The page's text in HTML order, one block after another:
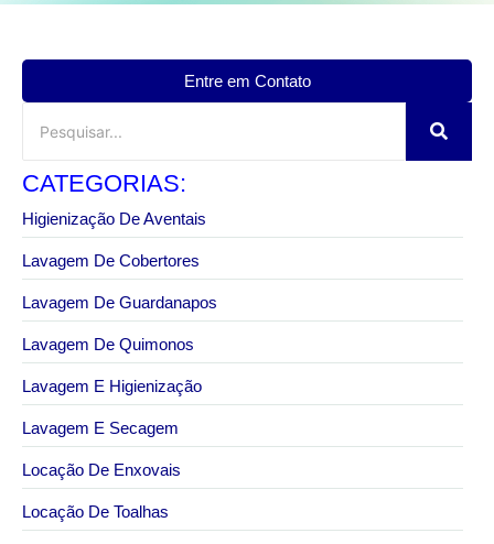
Entre em Contato
CATEGORIAS:
Higienização De Aventais
Lavagem De Cobertores
Lavagem De Guardanapos
Lavagem De Quimonos
Lavagem E Higienização
Lavagem E Secagem
Locação De Enxovais
Locação De Toalhas